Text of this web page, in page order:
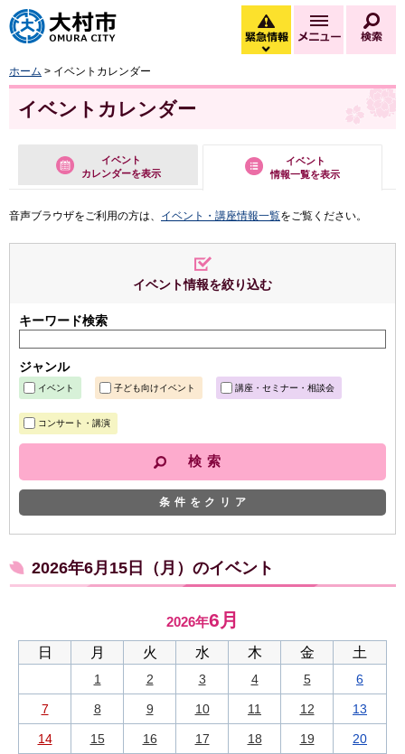
大村市
緊急情報
緊急情報を開く
メニュー
ホーム > イベントカレンダー
イベントカレンダー
イベント
カレンダーを表示
イベント
情報一覧を表示
音声ブラウザをご利用の方は、 イベント・講座情報一覧をご覧ください。
イベント情報を絞り込む
キーワード検索
ジャンル
イベント 子ども向けイベント 講座・セミナー・相談会
コンサート・講演
条件をクリア
2026年6月15日（月）のイベント
2026年6月
日 月 火 水 木 金 土
1 2 3 4 5 6
7 8 9 10 11 12 13
14 15 16 17 18 19 20